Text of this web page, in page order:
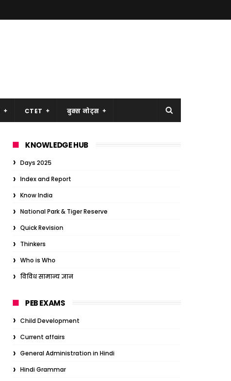
CTET बुक्स नोट्स
KNOWLEDGE HUB
Days 2025
Index and Report
Know India
National Park & Tiger Reserve
Quick Revision
Thinkers
Who is Who
विविध सामान्य ज्ञान
PEB EXAMS
Child Development
Current affairs
General Administration in Hindi
Hindi Grammar